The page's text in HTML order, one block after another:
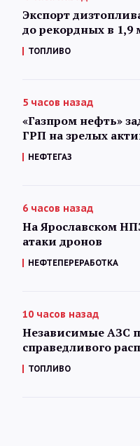
Экспорт
до рекордных в 1,9
ТОПЛИВО
5 часов назад
«Газпром нефть»
ГРП на зрелых
НЕФТЕГАЗ
6 часов назад
На Ярославском
атаки дронов
НЕФТЕПЕРЕРАБОТКА
10 часов назад
Независимые АЗС
справедливого
ТОПЛИВО